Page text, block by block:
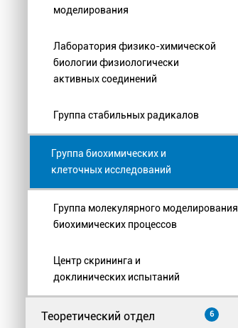
моделирования
Лаборатория физико-химической
биологии физиологически
активных соединений
Группа стабильных радикалов
Группа биохимических и
клеточных исследований
Группа молекулярного моделирования
биохимических процессов
Центр скрининга и
доклинических испытаний
Теоретический отдел 6